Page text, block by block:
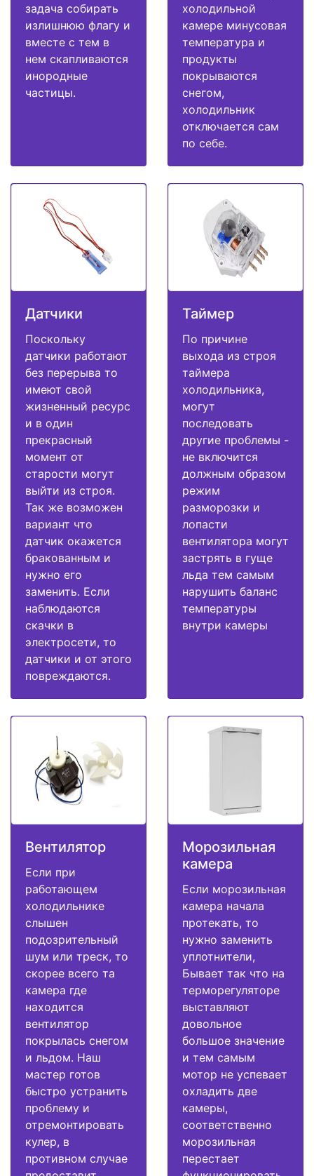
задача собирать
излишнюю флагу и
вместе с тем в
нем скапливаются
инородные
частицы.
холодильной
камере минусовая
температура и
продукты
покрываются
снегом,
холодильник
отключается сам
по себе.
Датчики
Поскольку
датчики работают
без перерыва то
имеют свой
жизненный ресурс
и в один
прекрасный
момент от
старости могут
выйти из строя.
Так же возможен
вариант что
датчик окажется
бракованным и
нужно его
заменить. Если
наблюдаются
скачки в
электросети, то
датчики и от этого
повреждаются.
Таймер
По причине
выхода из строя
таймера
холодильника,
могут
последовать
другие проблемы -
не включится
должным образом
режим
разморозки и
лопасти
вентилятора могут
застрять в гуще
льда тем самым
нарушить баланс
температуры
внутри камеры
Вентилятор
Если при
работающем
холодильнике
слышен
подозрительный
шум или треск, то
скорее всего та
камера где
находится
вентилятор
покрылась снегом
и льдом. Наш
мастер готов
быстро устранить
проблему и
отремонтировать
кулер, в
противном случае
Морозильная
камера
Если морозильная
камера начала
протекать, то
нужно заменить
уплотнители,
Бывает так что на
терморегуляторе
выставляют
довольное
большое значение
и тем самым
мотор не успевает
охладить две
камеры,
соответственно
морозильная
перестает